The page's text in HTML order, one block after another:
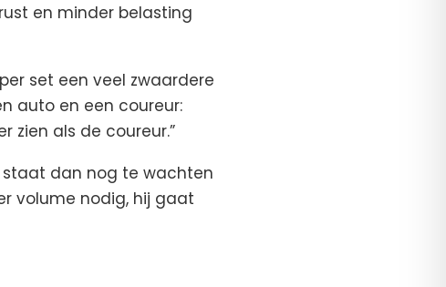
en minder belasting
set een veel zwaardere
auto en een coureur:
zien als de coureur.”
staat dan nog te wachten
volume nodig, hij gaat